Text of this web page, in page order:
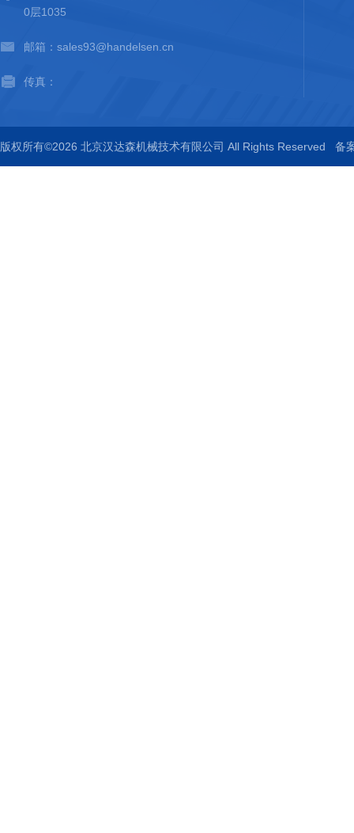
0层1035
邮箱：sales93@handelsen.cn
传真：
版权所有©2026 北京汉达森机械技术有限公司 All Rights Reserved 备